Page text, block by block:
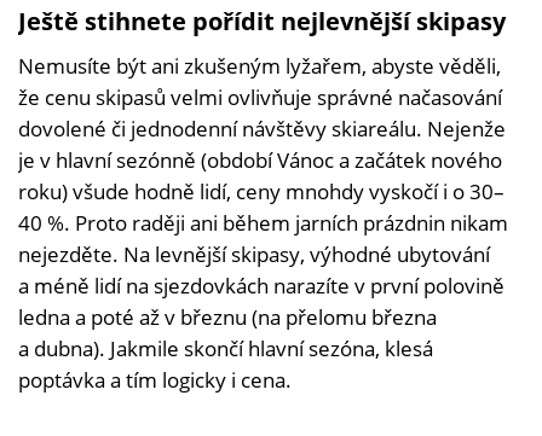
Ještě stihnete pořídit nejlevnější skipasy
Nemusíte být ani zkušeným lyžařem, abyste věděli,
že cenu skipasů velmi ovlivňuje správné načasování
dovolené či jednodenní návštěvy skiareálu. Nejenže
je v hlavní sezónně (období Vánoc a začátek nového
roku) všude hodně lidí, ceny mnohdy vyskočí i o 30–
40 %. Proto raději ani během jarních prázdnin nikam
nejezděte. Na levnější skipasy, výhodné ubytování
a méně lidí na sjezdovkách narazíte v první polovině
ledna a poté až v březnu (na přelomu března
a dubna). Jakmile skončí hlavní sezóna, klesá
poptávka a tím logicky i cena.